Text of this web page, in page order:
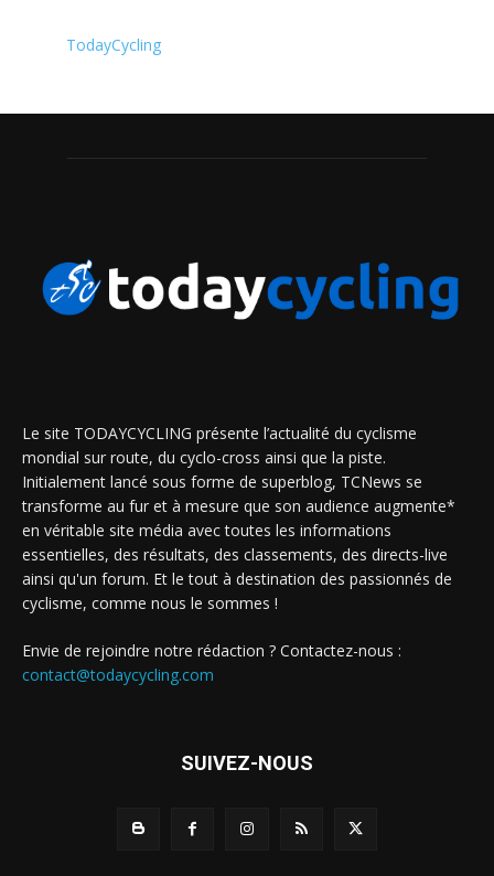
TodayCycling
Le site TODAYCYCLING présente l’actualité du cyclisme
mondial sur route, du cyclo-cross ainsi que la piste.
Initialement lancé sous forme de superblog, TCNews se
transforme au fur et à mesure que son audience augmente*
en véritable site média avec toutes les informations
essentielles, des résultats, des classements, des directs-live
ainsi qu'un forum. Et le tout à destination des passionnés de
cyclisme, comme nous le sommes !
Envie de rejoindre notre rédaction ? Contactez-nous :
contact@todaycycling.com
SUIVEZ-NOUS